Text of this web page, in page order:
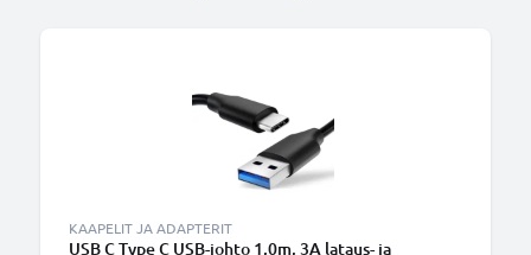
KAAPELIT JA ADAPTERIT
USB C Type C USB-johto 1,0m, 3A lataus- ja